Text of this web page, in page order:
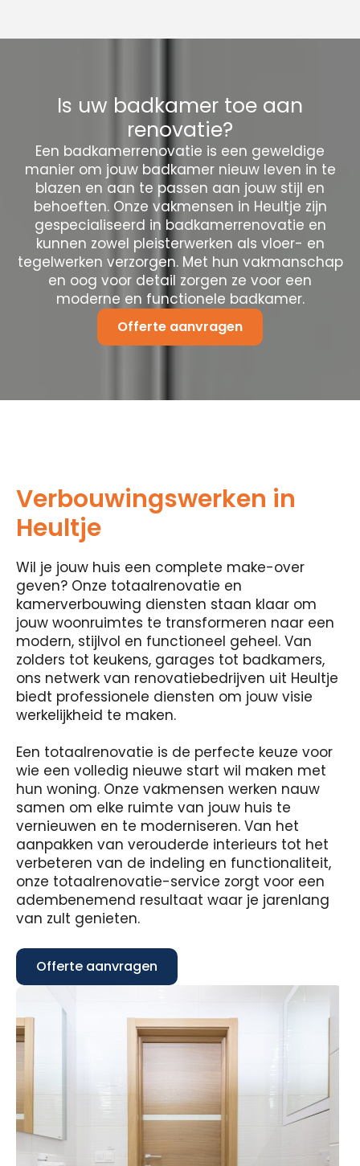
Is uw badkamer toe aan
renovatie?
Een badkamerrenovatie is een geweldige
manier om jouw badkamer nieuw leven in te
blazen en aan te passen aan jouw stijl en
behoeften. Onze vakmensen in Heultje zijn
gespecialiseerd in badkamerrenovatie en
kunnen zowel pleisterwerken als vloer- en
tegelwerken verzorgen. Met hun vakmanschap
en oog voor detail zorgen ze voor een
moderne en functionele badkamer.
Offerte aanvragen
Verbouwingswerken in
Heultje
Wil je jouw huis een complete make-over
geven? Onze totaalrenovatie en
kamerverbouwing diensten staan ​​klaar om
jouw woonruimtes te transformeren naar een
modern, stijlvol en functioneel geheel. Van
zolders tot keukens, garages tot badkamers,
ons netwerk van renovatiebedrijven uit Heultje
biedt professionele diensten om jouw visie
werkelijkheid te maken.
Een totaalrenovatie is de perfecte keuze voor
wie een volledig nieuwe start wil maken met
hun woning. Onze vakmensen werken nauw
samen om elke ruimte van jouw huis te
vernieuwen en te moderniseren. Van het
aanpakken van verouderde interieurs tot het
verbeteren van de indeling en functionaliteit,
onze totaalrenovatie-service zorgt voor een
adembenemend resultaat waar je jarenlang
van zult genieten.
Offerte aanvragen